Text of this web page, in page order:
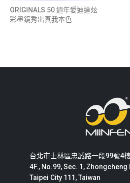
ORIGINALS 50 週年愛迪達炫
彩墨鏡秀出真我本色
台北市士林區忠誠路一段99號4
4F., No.99, Sec. 1, Zhongcheng
Taipei City 111, Taiwan